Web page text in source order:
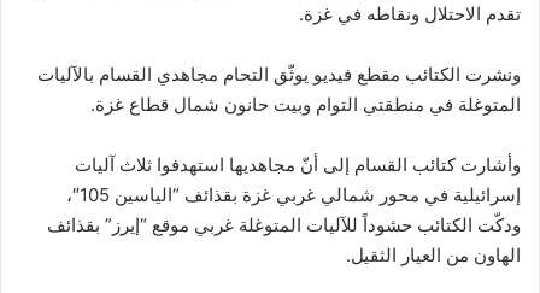
تقدم الاحتلال ونقاطه في غزة.
ونشرت الكتائب مقطع فيديو يوثّق التحام مجاهدي القسام بالآليات
المتوغلة في منطقتي التوام وبيت حانون شمال قطاع غزة.
وأشارت كتائب القسام إلى أنّ مجاهديها استهدفوا ثلاث آليات
إسرائيلية في محور شمالي غربي غزة بقذائف “الياسين 105″،
ودكّت الكتائب حشوداً للآليات المتوغلة غربي موقع “إيرز” بقذائف
الهاون من العيار الثقيل.